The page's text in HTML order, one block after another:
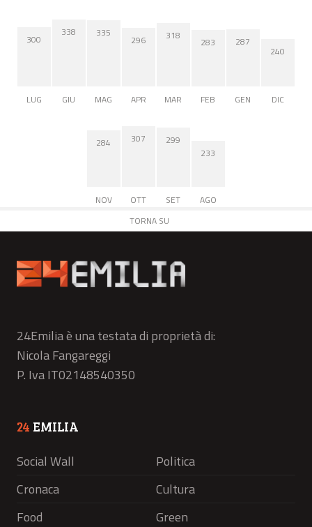
300
LUG
338
GIU
335
MAG
296
APR
318
MAR
283
FEB
287
GEN
240
DIC
284
NOV
307
OTT
299
SET
233
AGO
TORNA SU
24Emilia è una testata di proprietà di:
Nicola Fangareggi
P. Iva IT02148540350
24 EMILIA
Social Wall
Politica
Cronaca
Cultura
Food
Green